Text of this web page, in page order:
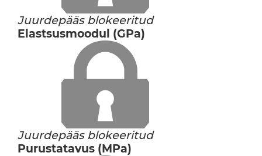
Juurdepääs blokeeritud
Elastsusmoodul (GPa)
Juurdepääs blokeeritud
Purustatavus (MPa)